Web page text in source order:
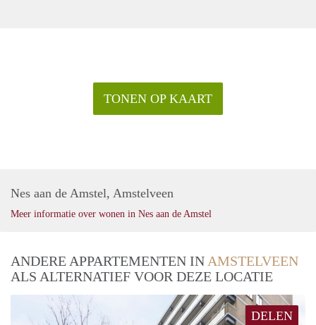
TONEN OP KAART
Nes aan de Amstel, Amstelveen
Meer informatie over wonen in Nes aan de Amstel
ANDERE APPARTEMENTEN IN AMSTELVEEN
ALS ALTERNATIEF VOOR DEZE LOCATIE
DELEN